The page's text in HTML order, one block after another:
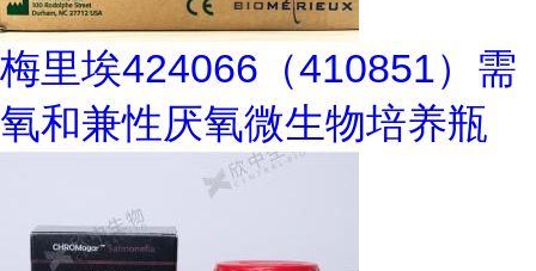
梅里埃424066（410851）需
氧和兼性厌氧微生物培养瓶